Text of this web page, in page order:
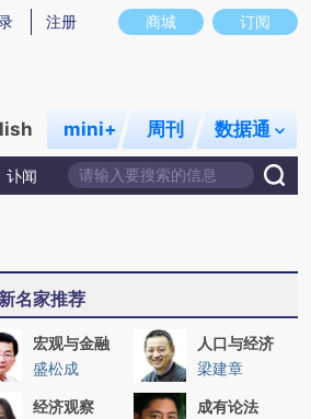
意图存在偏差。不代表财新观点和立场。推荐点
商城 订阅
注册
mini+ 周刊 数据通
讣闻
名家推荐
宏观与金融
盛松成
人口与经济
梁建章
经济观察
成有论法